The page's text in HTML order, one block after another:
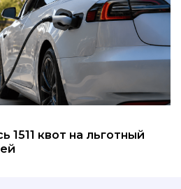
1511 квот на льготный